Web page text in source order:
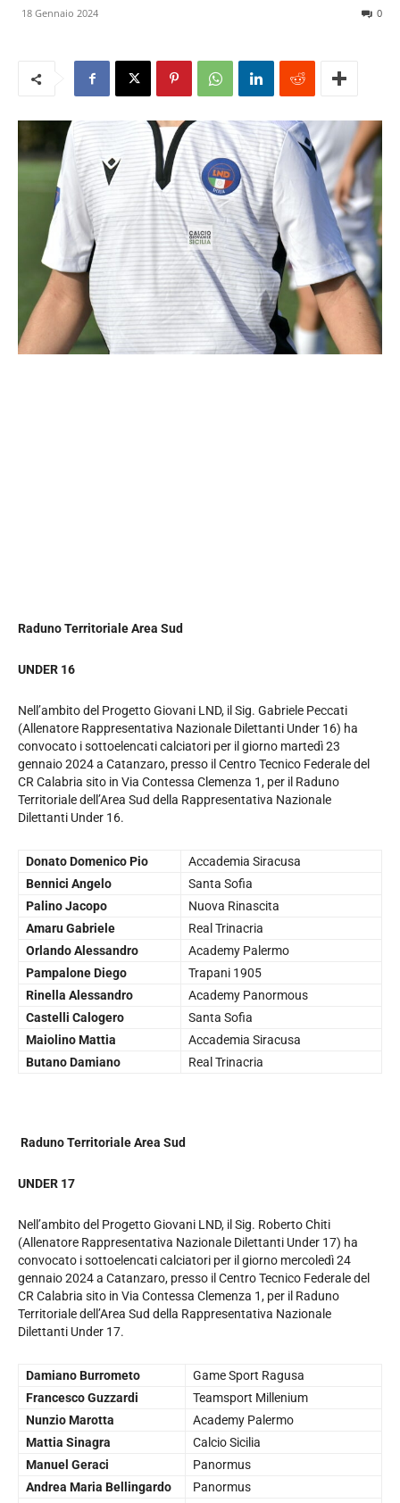
18 Gennaio 2024 0
Raduno Territoriale Area Sud
UNDER 16
Nell’ambito del Progetto Giovani LND, il Sig. Gabriele Peccati
(Allenatore Rappresentativa Nazionale Dilettanti Under 16) ha
convocato i sottoelencati calciatori per il giorno martedì 23
gennaio 2024 a Catanzaro, presso il Centro Tecnico Federale del
CR Calabria sito in Via Contessa Clemenza 1, per il Raduno
Territoriale dell’Area Sud della Rappresentativa Nazionale
Dilettanti Under 16.
Donato Domenico Pio
Accademia Siracusa
Bennici Angelo
Santa Sofia
Palino Jacopo
Nuova Rinascita
Amaru Gabriele
Real Trinacria
Orlando Alessandro
Academy Palermo
Pampalone Diego
Trapani 1905
Rinella Alessandro
Academy Panormous
Castelli Calogero
Santa Sofia
Maiolino Mattia
Accademia Siracusa
Butano Damiano
Real Trinacria
Raduno Territoriale Area Sud
UNDER 17
Nell’ambito del Progetto Giovani LND, il Sig. Roberto Chiti
(Allenatore Rappresentativa Nazionale Dilettanti Under 17) ha
convocato i sottoelencati calciatori per il giorno mercoledì 24
gennaio 2024 a Catanzaro, presso il Centro Tecnico Federale del
CR Calabria sito in Via Contessa Clemenza 1, per il Raduno
Territoriale dell’Area Sud della Rappresentativa Nazionale
Dilettanti Under 17.
Damiano Burrometo
Game Sport Ragusa
Francesco Guzzardi
Teamsport Millenium
Nunzio Marotta
Academy Palermo
Mattia Sinagra
Calcio Sicilia
Manuel Geraci
Panormus
Andrea Maria Bellingardo
Panormus